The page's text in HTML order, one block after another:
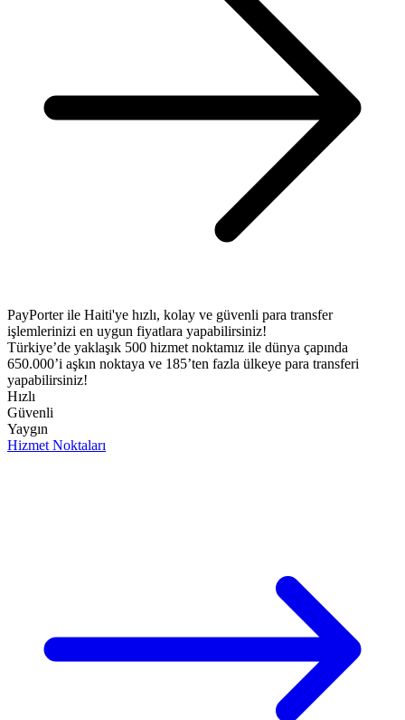
PayPorter ile Haiti'ye hızlı, kolay ve güvenli para transfer
işlemlerinizi en uygun fiyatlara yapabilirsiniz!​
Türkiye’de yaklaşık 500 hizmet noktamız ile dünya çapında
650.000’i aşkın noktaya ve 185’ten fazla ülkeye para transferi
yapabilirsiniz!
Hızlı
Güvenli
Yaygın
Hizmet Noktaları